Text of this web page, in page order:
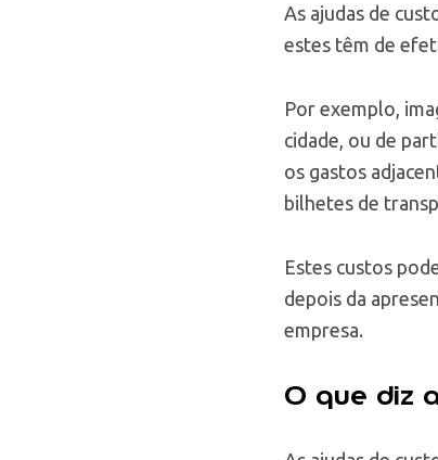
As ajudas de
estes têm de
Por exemplo,
cidade, ou de
os gastos
bilhetes de
Estes custos
depois da
empresa.
O que diz